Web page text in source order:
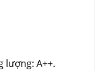
lượng: A++.